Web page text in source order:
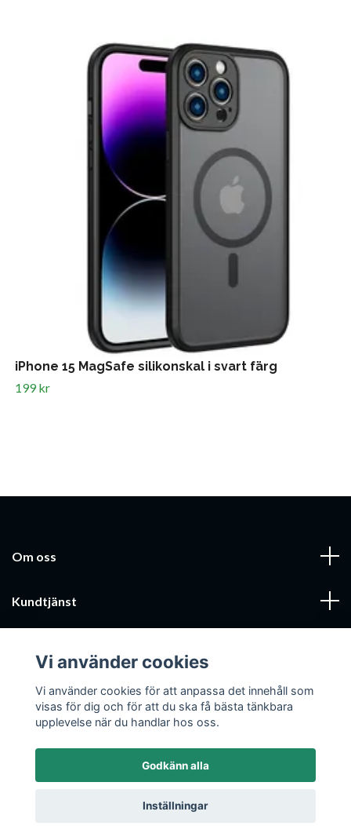
iPhone 15 MagSafe silikonskal i svart färg
199 kr
Om oss
Kundtjänst
Sociala medier
© 2026 Mobilcenter Jönköping AB
Vi använder cookies
Vi använder cookies för att anpassa det innehåll som
visas för dig och för att du ska få bästa tänkbara
upplevelse när du handlar hos oss.
Godkänn alla
Inställningar